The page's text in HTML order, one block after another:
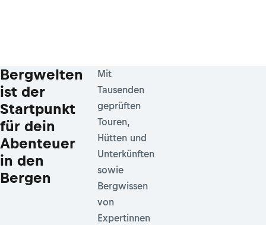
Bergwelten
ist der
Startpunkt
für dein
Abenteuer
in den
Bergen
Mit
Tausenden
geprüften
Touren,
Hütten und
Unterkünften
sowie
Bergwissen
von
Expertinnen